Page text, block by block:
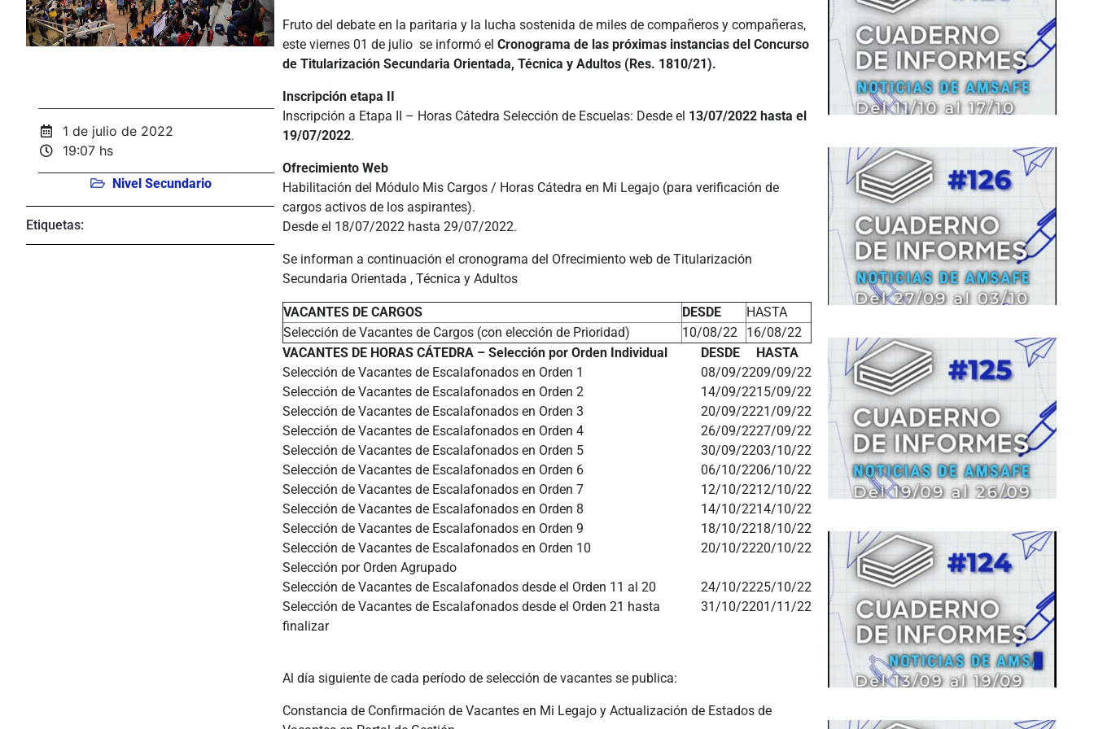
1 de julio de 2022
19:07 hs
Nivel Secundario
Etiquetas:
Fruto del debate en la paritaria y la lucha sostenida de miles de compañeros y compañeras,
este viernes 01 de julio se informó el Cronograma de las próximas instancias del Concurso
de Titularización Secundaria Orientada, Técnica y Adultos (Res. 1810/21).
Inscripción etapa II
Inscripción a Etapa II – Horas Cátedra Selección de Escuelas: Desde el 13/07/2022 hasta el
19/07/2022.
Ofrecimiento Web
Habilitación del Módulo Mis Cargos / Horas Cátedra en Mi Legajo (para verificación de
cargos activos de los aspirantes).
Desde el 18/07/2022 hasta 29/07/2022.
Se informan a continuación el cronograma del Ofrecimiento web de Titularización
Secundaria Orientada , Técnica y Adultos
VACANTES DE CARGOS DESDE
HASTA
Selección de Vacantes de Cargos (con elección de Prioridad)
10/08/22
16/08/22
VACANTES DE HORAS CÁTEDRA – Selección por Orden Individual
DESDE
HASTA
Selección de Vacantes de Escalafonados en Orden 1
08/09/2209/09/22
Selección de Vacantes de Escalafonados en Orden 2
14/09/2215/09/22
Selección de Vacantes de Escalafonados en Orden 3
20/09/2221/09/22
Selección de Vacantes de Escalafonados en Orden 4
26/09/2227/09/22
Selección de Vacantes de Escalafonados en Orden 5
30/09/2203/10/22
Selección de Vacantes de Escalafonados en Orden 6
06/10/2206/10/22
Selección de Vacantes de Escalafonados en Orden 7
12/10/2212/10/22
Selección de Vacantes de Escalafonados en Orden 8
14/10/2214/10/22
Selección de Vacantes de Escalafonados en Orden 9
18/10/2218/10/22
Selección de Vacantes de Escalafonados en Orden 10
20/10/2220/10/22
Selección por Orden Agrupado
Selección de Vacantes de Escalafonados desde el Orden 11 al 20
24/10/2225/10/22
Selección de Vacantes de Escalafonados desde el Orden 21 hasta
finalizar
31/10/2201/11/22
Al día siguiente de cada período de selección de vacantes se publica:
Constancia de Confirmación de Vacantes en Mi Legajo y Actualización de Estados de